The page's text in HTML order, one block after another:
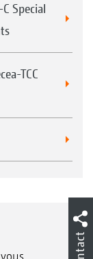
Special
TCC